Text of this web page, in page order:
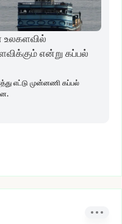
என்று கப்பல்
எட்டு முன்னணி கப்பல்